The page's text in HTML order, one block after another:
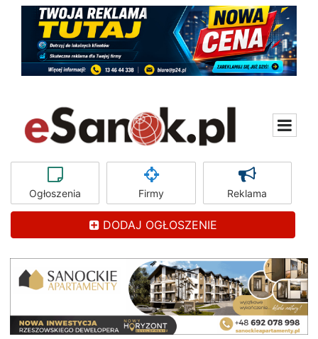
Ogłoszenia Firmy Reklama
DODAJ OGŁOSZENIE